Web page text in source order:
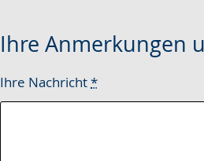
Ihre Anmerkungen
Ihre Nachricht*